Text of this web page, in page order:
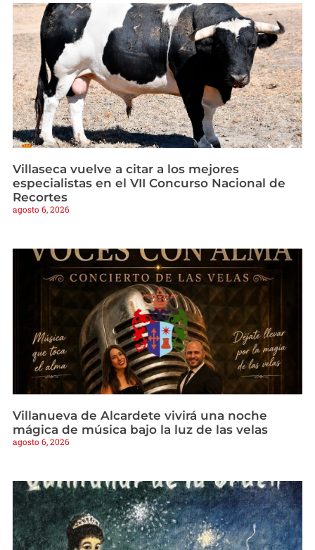
Villaseca vuelve a citar a los mejores
especialistas en el VII Concurso Nacional de
Recortes
agosto 6, 2026
Villanueva de Alcardete vivirá una noche
mágica de música bajo la luz de las velas
agosto 6, 2026